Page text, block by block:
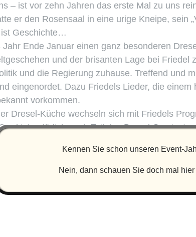
– ist vor zehn Jahren das erste Mal zu uns
er den Rosensaal in eine urige Kneipe, sein
Geschichte…
Ende Januar einen ganz besonderen
und der brisanten Lage bei Friedel
und die Regierung zuhause. Treffend und
eingenordet. Dazu Friedels Lieder, die einem
vorkommen.
Dresel-Küche wechseln sich mit Friedels
ist natürlich auch Teil des Dresel-
und Dönekes, sondern auch Essen und
Dresel – eine unschlagbare Kombi!
Kennen Sie schon unseren Event-
Nein, dann schauen Sie doch mal hier